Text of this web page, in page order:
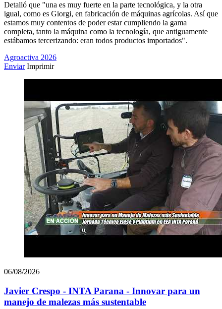
Detalló que "una es muy fuerte en la parte tecnológica, y la otra
igual, como es Giorgi, en fabricación de máquinas agrícolas. Así que
estamos muy contentos de poder estar cumpliendo la gama
completa, tanto la máquina como la tecnología, que antiguamente
estábamos tercerizando: eran todos productos importados".
Agroactiva 2026
Enviar Imprimir
06/08/2026
Javier Crespo - INTA Parana - Innovar para un
manejo de malezas más sustentable